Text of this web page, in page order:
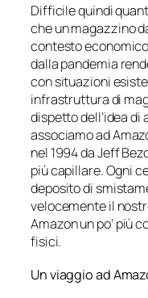
Difficile quindi
che un magazzino
contesto
dalla pandemia
con situazioni
infrastruttura di
dispetto dell’idea di
associamo ad
nel 1994 da Jeff
più capillare. Ogni
deposito di
velocemente il
Amazon un po’ più
fisici.
Un viaggio ad